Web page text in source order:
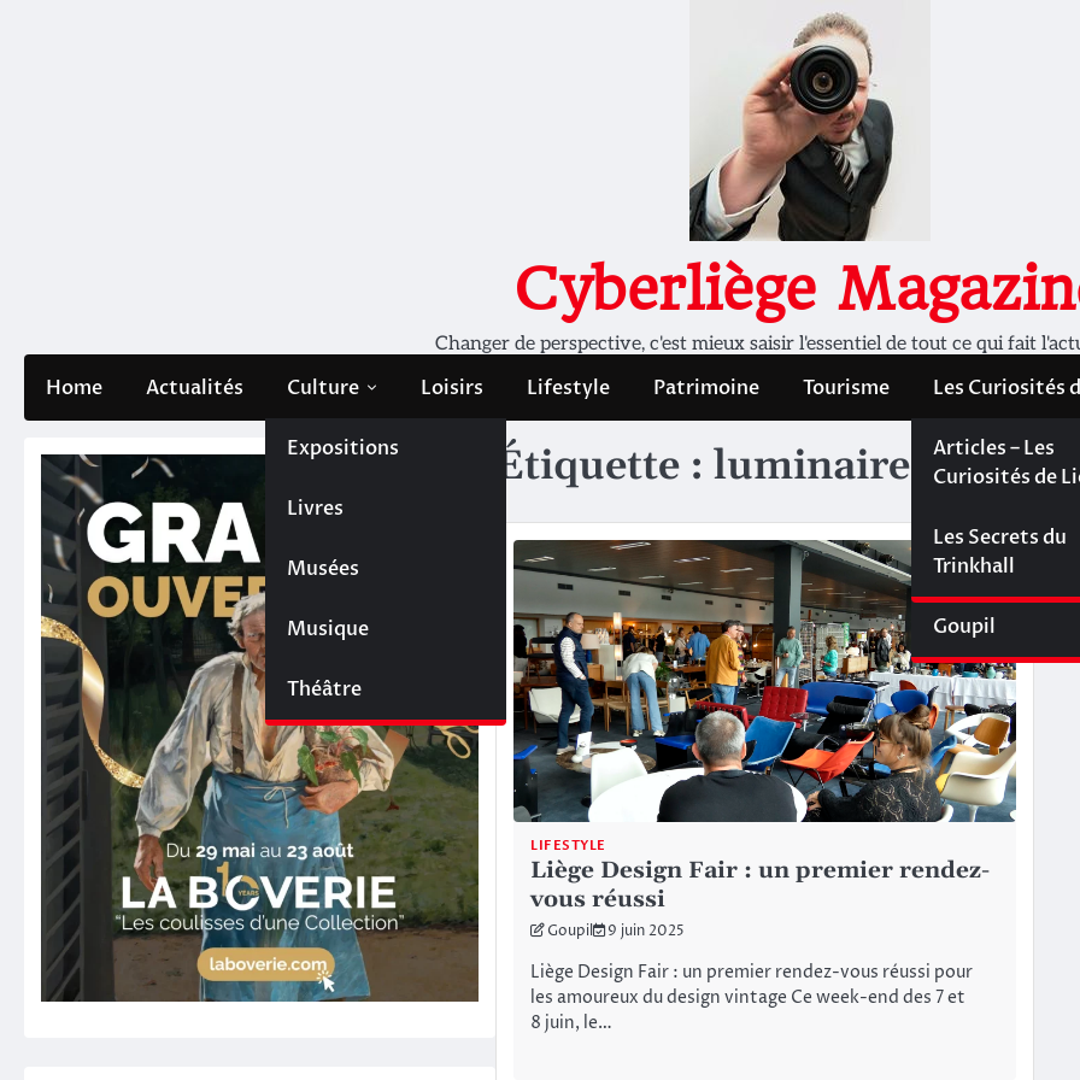
Cyberliège
Changer de perspective, c'est mieux saisir l'essentiel de tout ce qui fait
Home Actualités Culture
Expositions
Livres
Musées
Musique
Théâtre
Loisirs Lifestyle Patrimoine Tourisme Les Curiosités
Les Curiosités de
Liège
Articles – Les
Curiosités de
Les dossiers de
Cyberliège
Les Secrets du
Trinkhall
Goupil
Étiquette :luminaires
LIFESTYLE
Liège Design Fair : un premier rendez-
vous réussi
Goupil 9 juin 2025
Liège Design Fair : un premier rendez-vous réussi pour
les amoureux du design vintage Ce week-end des 7 et
8 juin, le…